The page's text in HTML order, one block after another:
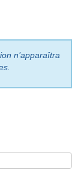
n’apparaîtra